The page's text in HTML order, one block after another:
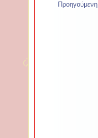
Προηγούμενη